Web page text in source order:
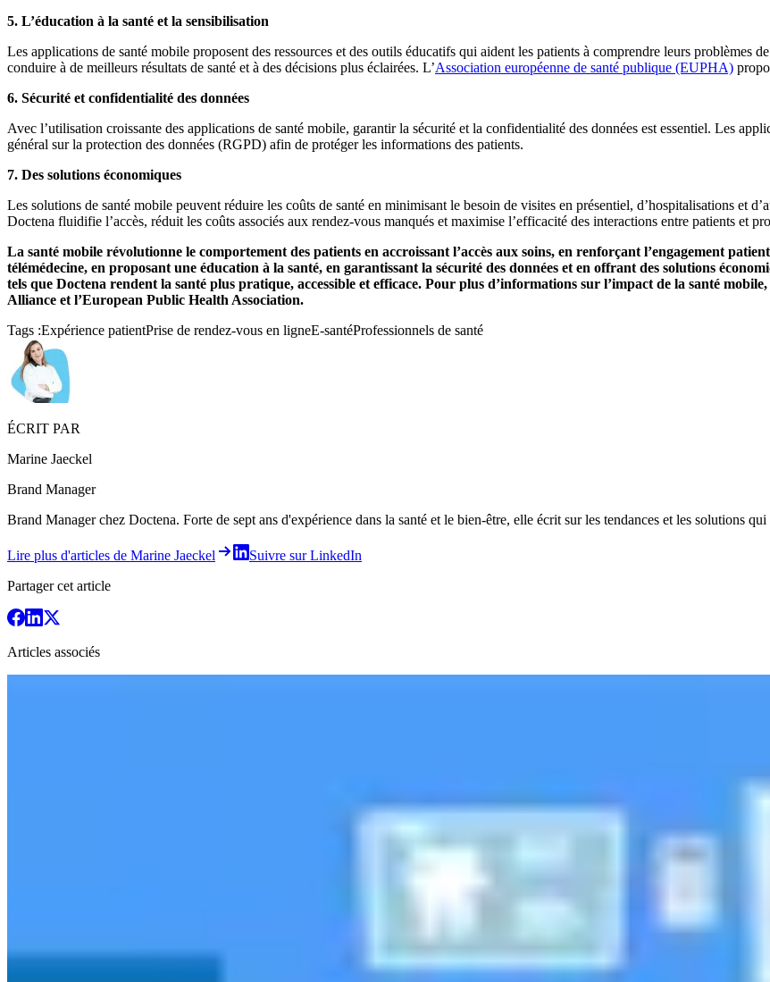
5. L’éducation à la santé et la sensibilisation
Les applications de santé mobile proposent des ressources et des outils éducatifs qui aident les patients à comprendre leurs problèmes
conduire à de meilleurs résultats de santé et à des décisions plus éclairées. L’Association européenne de santé publique (EUPHA)
6. Sécurité et confidentialité des données
Avec l’utilisation croissante des applications de santé mobile, garantir la sécurité et la confidentialité des données est essentiel. Les
général sur la protection des données (RGPD) afin de protéger les informations des patients.
7. Des solutions économiques
Les solutions de santé mobile peuvent réduire les coûts de santé en minimisant le besoin de visites en présentiel, d’hospitalisations et
Doctena fluidifie l’accès, réduit les coûts associés aux rendez-vous manqués et maximise l’efficacité des interactions entre patients et
La santé mobile révolutionne le comportement des patients en accroissant l’accès aux soins, en renforçant l’engagement
télémédecine, en proposant une éducation à la santé, en garantissant la sécurité des données et en offrant des solutions
tels que Doctena rendent la santé plus pratique, accessible et efficace. Pour plus d’informations sur l’impact de la santé
Alliance et l’European Public Health Association.
Tags :Expérience patientPrise de rendez-vous en ligneE-santéProfessionnels de santé
ÉCRIT PAR
Marine Jaeckel
Brand Manager
Brand Manager chez Doctena. Forte de sept ans d'expérience dans la santé et le bien-être, elle écrit sur les tendances et les solutions
Lire plus d'articles de Marine Jaeckel
Suivre sur LinkedIn
Partager cet article
Articles associés